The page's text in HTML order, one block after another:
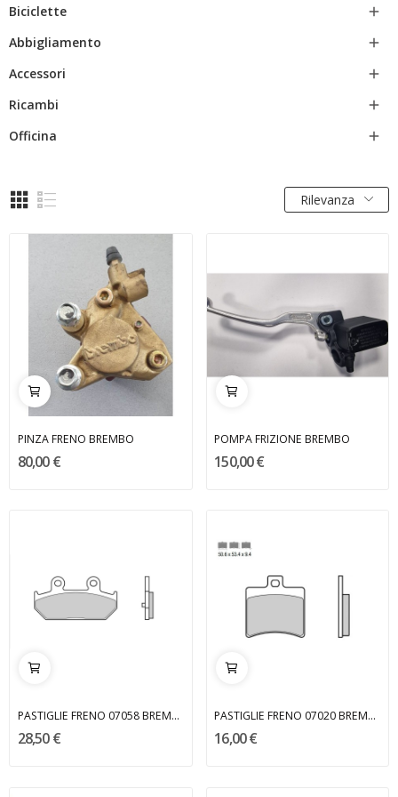
Biciclette 
Abbigliamento 
Accessori 
Ricambi 
Officina 
Rilevanza
PINZA FRENO BREMBO
80,00 €
POMPA FRIZIONE BREMBO
150,00 €
PASTIGLIE FRENO 07058 BREMBO
28,50 €
PASTIGLIE FRENO 07020 BREMBO
16,00 €